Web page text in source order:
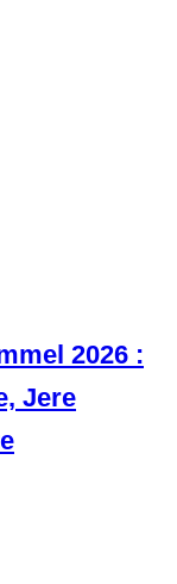
2026 :
Jere